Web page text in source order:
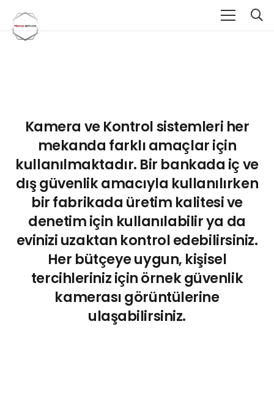
Kamera ve Kontrol sistemleri her
mekanda farklı amaçlar için
kullanılmaktadır. Bir bankada iç ve
dış güvenlik amacıyla kullanılırken
bir fabrikada üretim kalitesi ve
denetim için kullanılabilir ya da
evinizi uzaktan kontrol edebilirsiniz.
Her bütçeye uygun, kişisel
tercihleriniz için örnek güvenlik
kamerası görüntülerine
ulaşabilirsiniz.